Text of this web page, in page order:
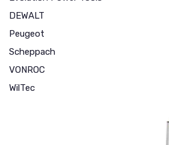
DEWALT
Peugeot
Scheppach
VONROC
WilTec